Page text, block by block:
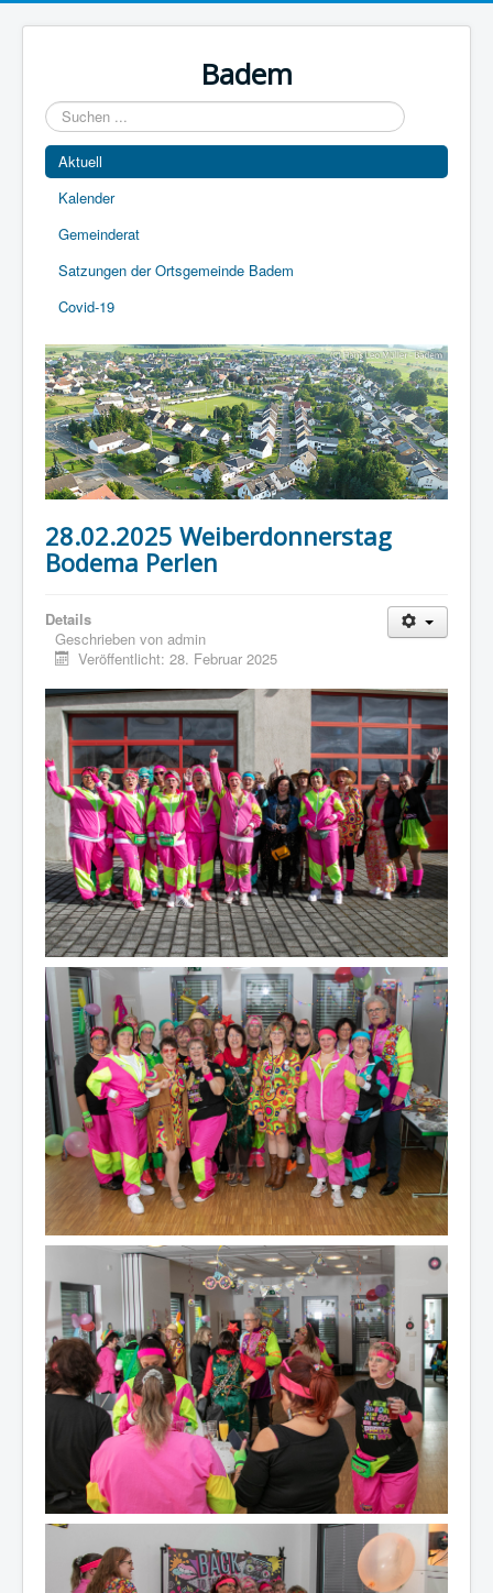
Badem
Suchen
...
Aktuell
Kalender
Gemeinderat
Satzungen der Ortsgemeinde Badem
Covid-19
28.02.2025 Weiberdonnerstag
Bodema Perlen
Details
Geschrieben von admin
Veröffentlicht: 28. Februar 2025